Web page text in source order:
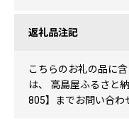
返礼品注記
こちらのお礼の品に
は、 高島屋ふるさと
805】までお問い合わ